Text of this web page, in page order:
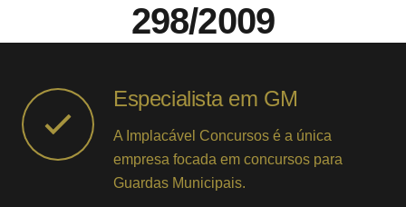
298/2009
Especialista em GM
A Implacável Concursos é a única
empresa focada em concursos para
Guardas Municipais.